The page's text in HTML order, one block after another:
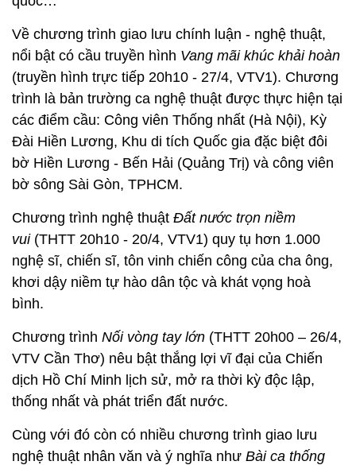
Về chương trình giao lưu chính luận - nghệ thuật,
nổi bật có cầu truyền hình Vang mãi khúc khải hoàn
(truyền hình trực tiếp 20h10 - 27/4, VTV1). Chương
trình là bản trường ca nghệ thuật được thực hiện tại
các điểm cầu: Công viên Thống nhất (Hà Nội), Kỳ
Đài Hiền Lương, Khu di tích Quốc gia đặc biệt đôi
bờ Hiền Lương - Bến Hải (Quảng Trị) và công viên
bờ sông Sài Gòn, TPHCM.
Chương trình nghệ thuật Đất nước trọn niềm
vui(THTT 20h10 - 20/4, VTV1) quy tụ hơn 1.000
nghệ sĩ, chiến sĩ, tôn vinh chiến công của cha ông,
khơi dậy niềm tự hào dân tộc và khát vọng hoà
bình.
Chương trình Nối vòng tay lớn (THTT 20h00 – 26/4,
VTV Cần Thơ) nêu bật thắng lợi vĩ đại của Chiến
dịch Hồ Chí Minh lịch sử, mở ra thời kỳ độc lập,
thống nhất và phát triển đất nước.
Cùng với đó còn có nhiều chương trình giao lưu
nghệ thuật nhân văn và ý nghĩa như Bài ca thống